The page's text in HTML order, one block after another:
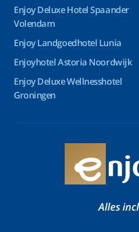
Enjoy Deluxe Hotel Spaander
Volendam
Enjoy Landgoedhotel Lunia
Enjoyhotel Astoria Noordwijk
Enjoy Deluxe Wellnesshotel
Groningen
Alles